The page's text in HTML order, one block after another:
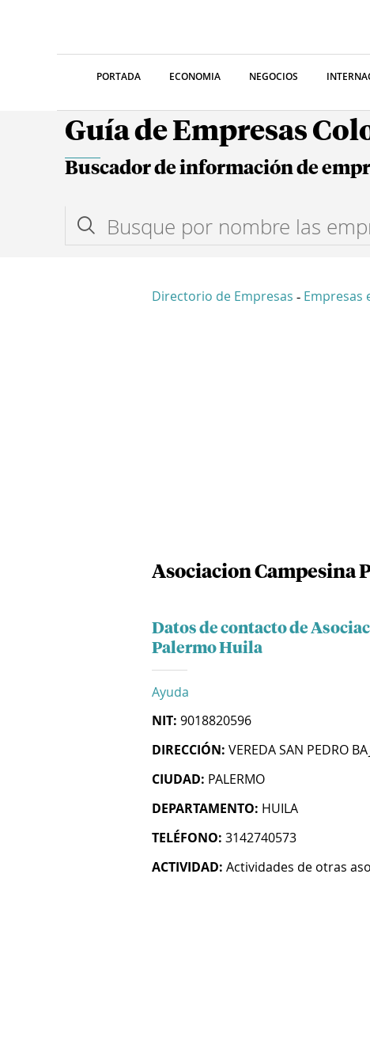
PORTADA ECONOMIA NEGOCIOS
Guía de Empresas
Buscador de información de
Directorio de Empresas - Empresas
Asociacion Campesina
Datos de contacto de
Palermo Huila
Ayuda
NIT: 9018820596
DIRECCIÓN: VEREDA SAN PEDRO
CIUDAD: PALERMO
DEPARTAMENTO: HUILA
TELÉFONO: 3142740573
ACTIVIDAD: Actividades de otras